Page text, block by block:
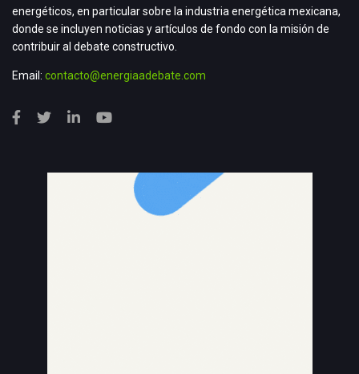
energéticos, en particular sobre la industria energética mexicana,
donde se incluyen noticias y artículos de fondo con la misión de
contribuir al debate constructivo.
Email: contacto@energiaadebate.com